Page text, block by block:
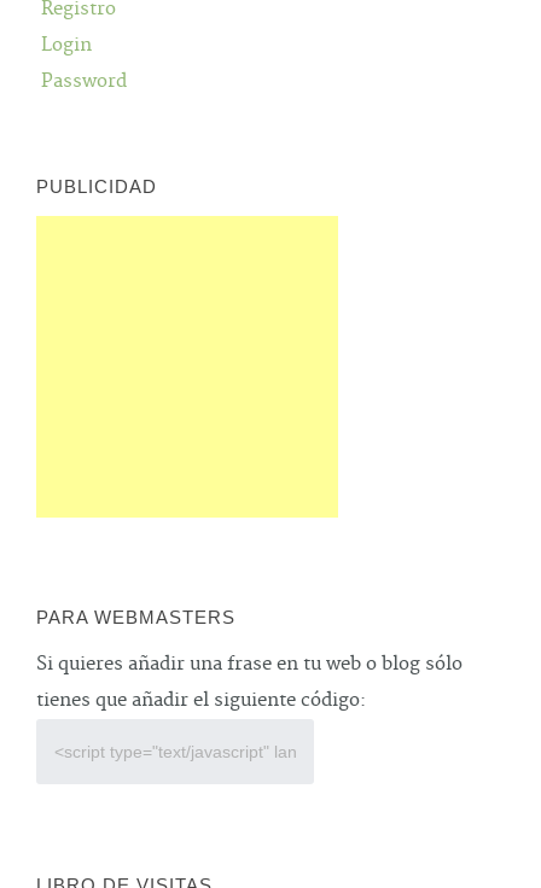
Registro
Login
Password
PUBLICIDAD
PARA WEBMASTERS
Si quieres añadir una frase en tu web o blog sólo
tienes que añadir el siguiente código: